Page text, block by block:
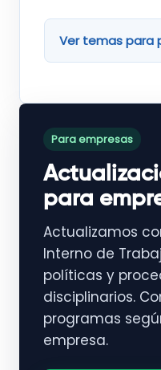
Ver temas para
Para empresas
para
Actualizamos
Interno de
políticas y
disciplinarios.
programas
empresa.